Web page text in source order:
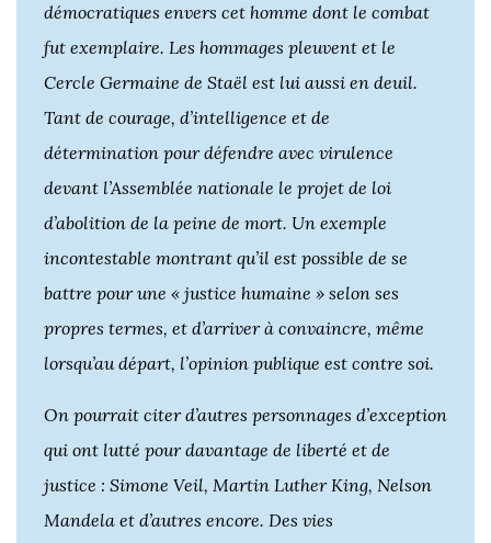
démocratiques envers cet homme dont le combat
fut exemplaire. Les hommages pleuvent et le
Cercle Germaine de Staël est lui aussi en deuil.
Tant de courage, d’intelligence et de
détermination pour défendre avec virulence
devant l’Assemblée nationale le projet de loi
d’abolition de la peine de mort. Un exemple
incontestable montrant qu’il est possible de se
battre pour une « justice humaine » selon ses
propres termes, et d’arriver à convaincre, même
lorsqu’au départ, l’opinion publique est contre soi.
On pourrait citer d’autres personnages d’exception
qui ont lutté pour davantage de liberté et de
justice : Simone Veil, Martin Luther King, Nelson
Mandela et d’autres encore. Des vies